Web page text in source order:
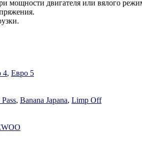
мощности двигателя или вялого
4, Евро 5
, Banana Japana, Limp Off